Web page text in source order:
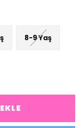
8-9 Yaş